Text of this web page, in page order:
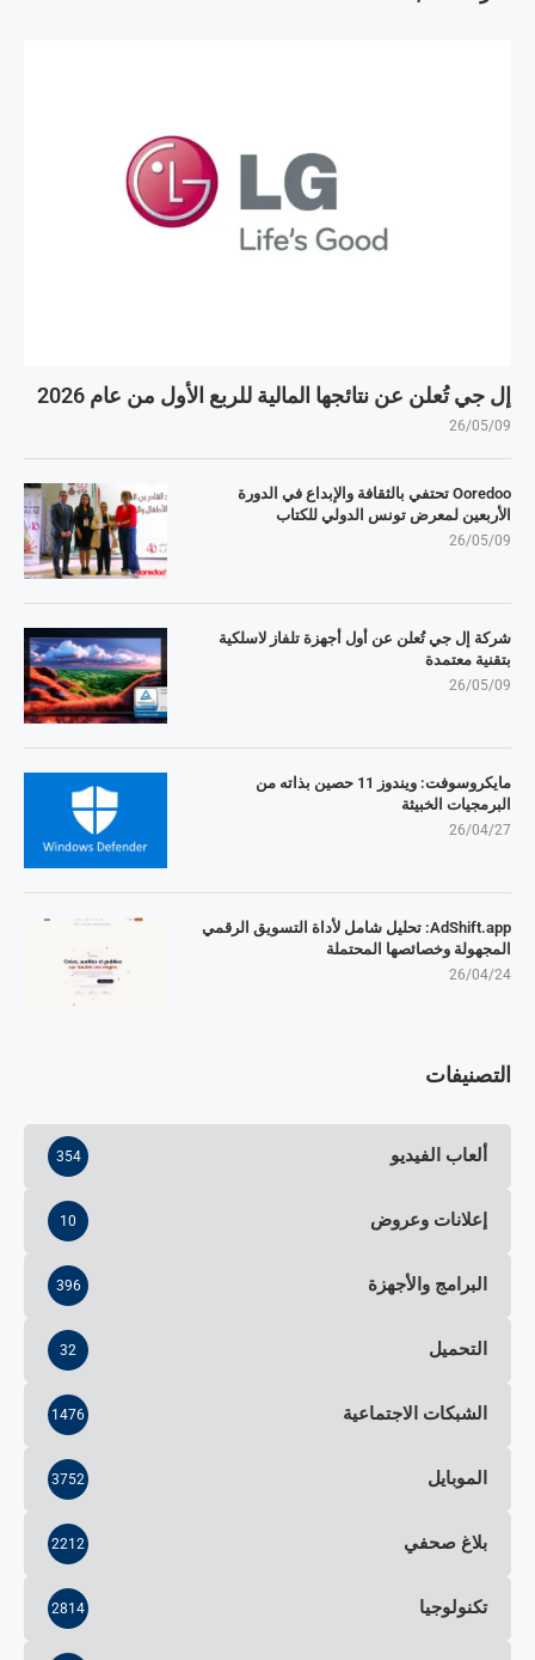
إل جي تُعلن عن نتائجها المالية للربع الأول من عام 2026
26/05/09
Ooredoo تحتفي بالثقافة والإبداع في الدورة
الأربعين لمعرض تونس الدولي للكتاب
26/05/09
شركة إل جي تُعلن عن أول أجهزة تلفاز لاسلكية
بتقنية معتمدة
26/05/09
مايكروسوفت: ويندوز 11 حصين بذاته من
البرمجيات الخبيثة
26/04/27
AdShift.app: تحليل شامل لأداة التسويق الرقمي
المجهولة وخصائصها المحتملة
26/04/24
التصنيفات
ألعاب الفيديو 354
إعلانات وعروض 10
البرامج والأجهزة 396
التحميل 32
الشبكات الاجتماعية 1476
الموبايل 3752
بلاغ صحفي 2212
تكنولوجيا 2814